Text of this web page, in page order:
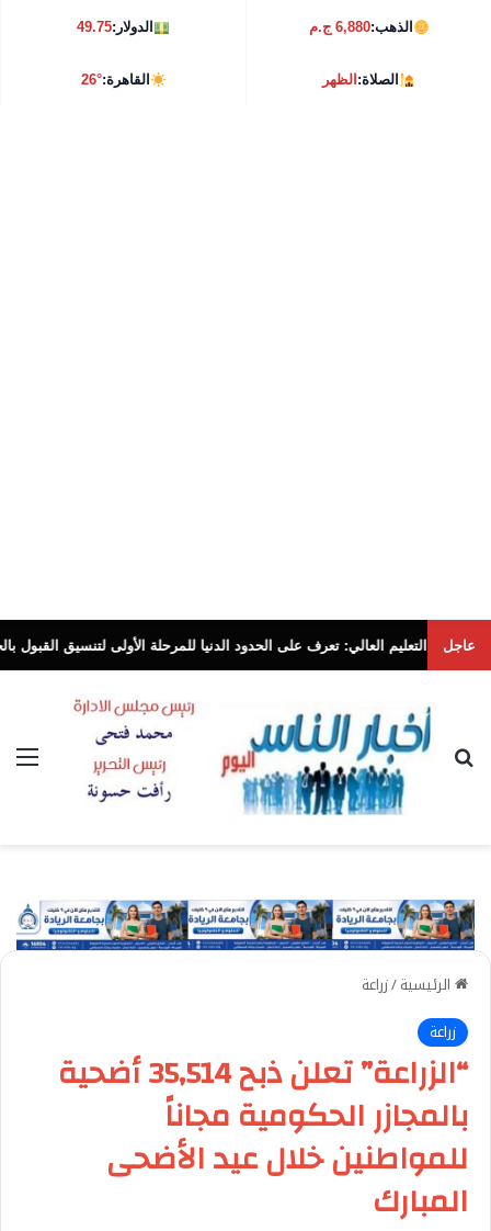
الذهب:6,880 ج.م الدولار:49.75
الصلاة:الظهر القاهرة:26°
عاجلالعالي: تعرف على الحدود الدنيا للمرحلة الأولى لتنسيق القبول بالجامعات
بحث عن
الرئيسية/زراعة
زراعة
“الزراعة” تعلن ذبح 35,514 أضحية
بالمجازر الحكومية مجاناً
للمواطنين خلال عيد الأضحى
المبارك